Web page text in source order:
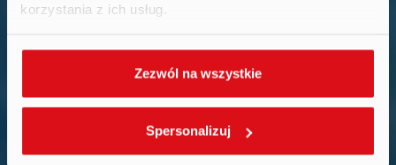
korzystania z ich usług.
Zezwól na wszystkie
Spersonalizuj